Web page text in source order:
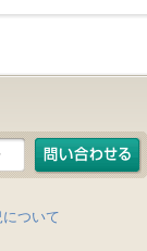
ついて